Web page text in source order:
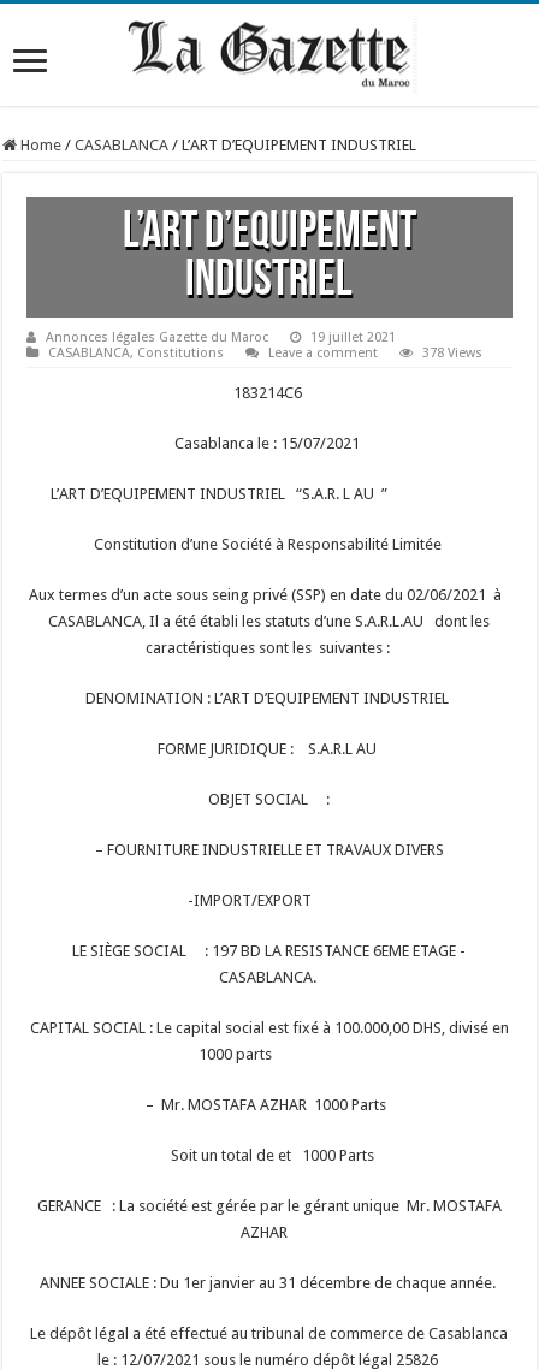
Home / CASABLANCA / L’ART D’EQUIPEMENT INDUSTRIEL
L’ART D’EQUIPEMENT
INDUSTRIEL
Annonces légales Gazette du Maroc
19 juillet 2021
CASABLANCA, Constitutions Leave a comment 378 Views
183214C6
Casablanca le : 15/07/2021
L’ART D’EQUIPEMENT INDUSTRIEL “S.A.R. L AU ”
Constitution d’une Société à Responsabilité Limitée
Aux termes d’un acte sous seing privé (SSP) en date du 02/06/2021 à
CASABLANCA, Il a été établi les statuts d’une S.A.R.L.AU dont les
caractéristiques sont les suivantes :
DENOMINATION : L’ART D’EQUIPEMENT INDUSTRIEL
FORME JURIDIQUE : S.A.R.L AU
OBJET SOCIAL :
– FOURNITURE INDUSTRIELLE ET TRAVAUX DIVERS
-IMPORT/EXPORT
LE SIÈGE SOCIAL : 197 BD LA RESISTANCE 6EME ETAGE -
CASABLANCA.
CAPITAL SOCIAL : Le capital social est fixé à 100.000,00 DHS, divisé en
1000 parts
– Mr. MOSTAFA AZHAR 1000 Parts
Soit un total de et 1000 Parts
GERANCE : La société est gérée par le gérant unique Mr. MOSTAFA
AZHAR
ANNEE SOCIALE : Du 1er janvier au 31 décembre de chaque année.
Le dépôt légal a été effectué au tribunal de commerce de Casablanca
le : 12/07/2021 sous le numéro dépôt légal 25826